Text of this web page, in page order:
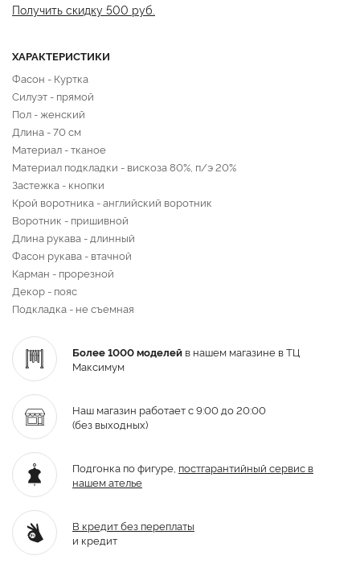
Получить скидку 500 руб.
ХАРАКТЕРИСТИКИ
Фасон - Куртка
Силуэт - прямой
Пол - женский
Длина - 70 см
Материал - тканое
Материал подкладки - вискоза 80%, п/э 20%
Застежка - кнопки
Крой воротника - английский воротник
Воротник - пришивной
Длина рукава - длинный
Фасон рукава - втачной
Карман - прорезной
Декор - пояс
Подкладка - не съемная
Более 1000 моделей в нашем магазине в ТЦ
Максимум
Наш магазин работает с 9:00 до 20:00
(без выходных)
Подгонка по фигуре, постгарантийный сервис в
нашем ателье
В кредит без переплаты
и кредит